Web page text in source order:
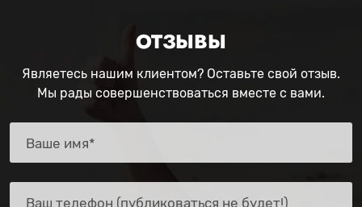
ОТЗЫВЫ
Являетесь нашим клиентом? Оставьте свой отзыв.
Мы рады совершенствоваться вместе с вами.